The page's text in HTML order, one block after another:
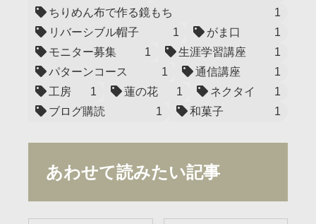
ちりめん布で作る鏡もち
1
リバーシブル帽子
1 がま口
1
モニター募集
1 生涯学習講座
1
パターンコース
1 通信講座
1
工房
1 蓮の花 1 ネクタイ
1
ブログ購読
1 和菓子 1
あわせて読みたい記事